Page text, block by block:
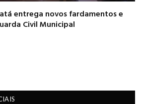
entrega novos fardamentos e
Civil Municipal